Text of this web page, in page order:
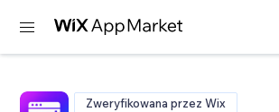
Zweryfikowana przez Wix